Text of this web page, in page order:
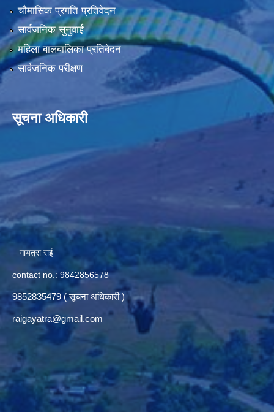
चौमासिक प्रगति प्रतिवेदन
सार्वजनिक सुनुवाई
महिला बालबालिका प्रतिबेदन
सार्वजनिक परीक्षण
सूचना अधिकारी
गायत्रा राई
contact no.: 9842856578
9852835479 ( सूचना अधिकारी )
raigayatra@gmail.com